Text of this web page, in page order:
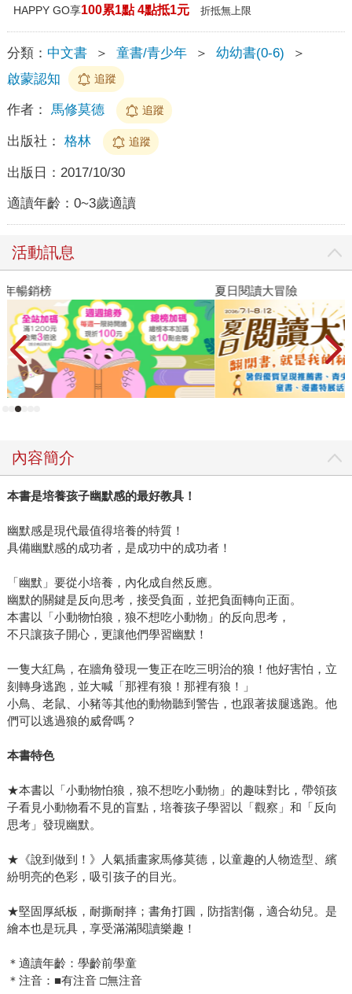
HAPPY GO享100累1點 4點抵1元 折抵無上限
分類： 中文書 ＞ 童書/青少年 ＞ 幼幼書(0-6)
＞
啟蒙認知
追蹤
作者： 馬修莫德 追蹤
出版社： 格林 追蹤
出版日： 2017/10/30
適讀年齡： 0~3歲適讀
活動訊息
夏日閱讀大冒險
內容簡介
本書是培養孩子幽默感的最好教具！
幽默感是現代最值得培養的特質！
具備幽默感的成功者，是成功中的成功者！
「幽默」要從小培養，內化成自然反應。
幽默的關鍵是反向思考，接受負面，並把負面轉向正面。
本書以「小動物怕狼，狼不想吃小動物」的反向思考，
不只讓孩子開心，更讓他們學習幽默！
一隻大紅鳥，在牆角發現一隻正在吃三明治的狼！他好害怕，立
刻轉身逃跑，並大喊「那裡有狼！那裡有狼！」
小鳥、老鼠、小豬等其他的動物聽到警告，也跟著拔腿逃跑。他
們可以逃過狼的威脅嗎？
本書特色
★本書以「小動物怕狼，狼不想吃小動物」的趣味對比，帶領孩
子看見小動物看不見的盲點，培養孩子學習以「觀察」和「反向
思考」發現幽默。
★《說到做到！》人氣插畫家馬修莫德，以童趣的人物造型、繽
紛明亮的色彩，吸引孩子的目光。
★堅固厚紙板，耐撕耐摔；書角打圓，防指割傷，適合幼兒。是
繪本也是玩具，享受滿滿閱讀樂趣！
＊適讀年齡：學齡前學童
＊注音：■有注音 □無注音